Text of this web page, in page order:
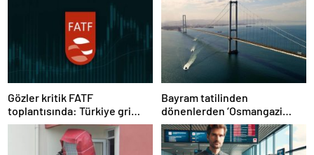
Gözler kritik FATF
toplantısında: Türkiye gri
listeden çıkacak mı?
Bayram tatilinden
dönenlerden ‘Osmangazi
Köprüsü’ isyanı